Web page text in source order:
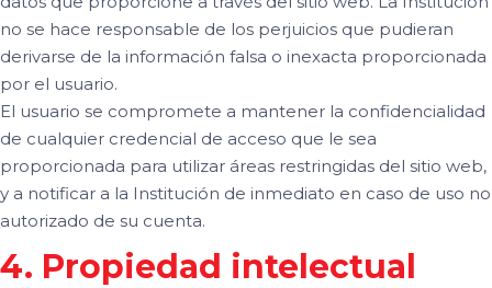
no se hace responsable de los perjuicios que pudieran
derivarse de la información falsa o inexacta proporcionada
por el usuario.
El usuario se compromete a mantener la confidencialidad
de cualquier credencial de acceso que le sea
proporcionada para utilizar áreas restringidas del sitio web,
y a notificar a la Institución de inmediato en caso de uso no
autorizado de su cuenta.
4. Propiedad intelectual